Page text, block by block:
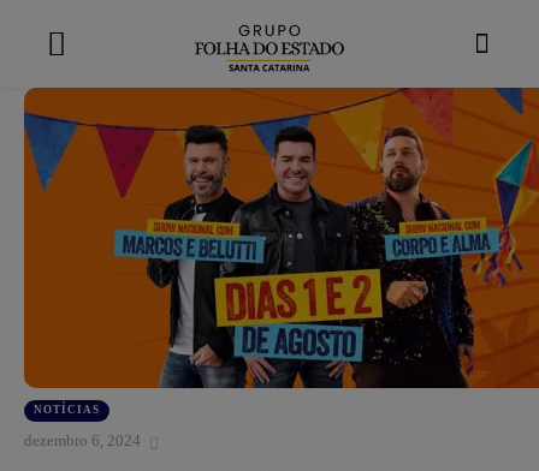
NOTÍCIAS
dezembro 6, 2024